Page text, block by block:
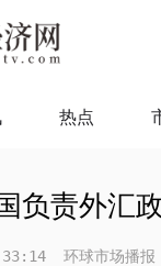
热点
负责外汇
环球市场播报